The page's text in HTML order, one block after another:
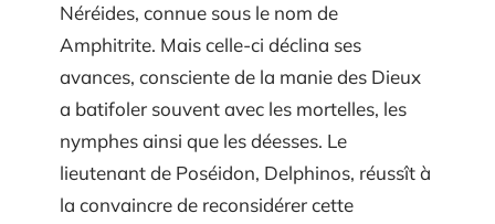
Néréides, connue sous le nom de
Amphitrite. Mais celle-ci déclina ses
avances, consciente de la manie des Dieux
a batifoler souvent avec les mortelles, les
nymphes ainsi que les déesses. Le
lieutenant de Poséidon, Delphinos, réussît à
la convaincre de reconsidérer cette